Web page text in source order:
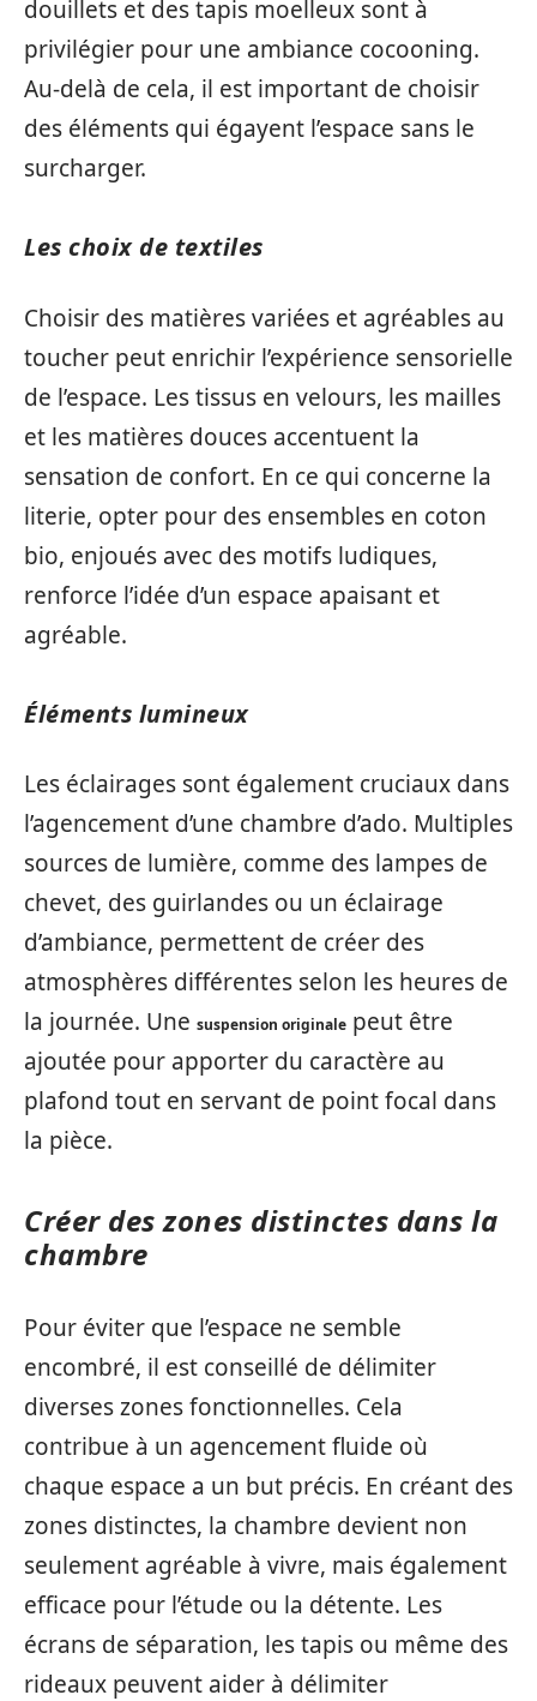
douillets et des tapis moelleux sont à
privilégier pour une ambiance cocooning.
Au-delà de cela, il est important de choisir
des éléments qui égayent l’espace sans le
surcharger.
Les choix de textiles
Choisir des matières variées et agréables au
toucher peut enrichir l’expérience sensorielle
de l’espace. Les tissus en velours, les mailles
et les matières douces accentuent la
sensation de confort. En ce qui concerne la
literie, opter pour des ensembles en coton
bio, enjoués avec des motifs ludiques,
renforce l’idée d’un espace apaisant et
agréable.
Éléments lumineux
Les éclairages sont également cruciaux dans
l’agencement d’une chambre d’ado. Multiples
sources de lumière, comme des lampes de
chevet, des guirlandes ou un éclairage
d’ambiance, permettent de créer des
atmosphères différentes selon les heures de
la journée. Une suspension originale peut être
ajoutée pour apporter du caractère au
plafond tout en servant de point focal dans
la pièce.
Créer des zones distinctes dans la
chambre
Pour éviter que l’espace ne semble
encombré, il est conseillé de délimiter
diverses zones fonctionnelles. Cela
contribue à un agencement fluide où
chaque espace a un but précis. En créant des
zones distinctes, la chambre devient non
seulement agréable à vivre, mais également
efficace pour l’étude ou la détente. Les
écrans de séparation, les tapis ou même des
rideaux peuvent aider à délimiter